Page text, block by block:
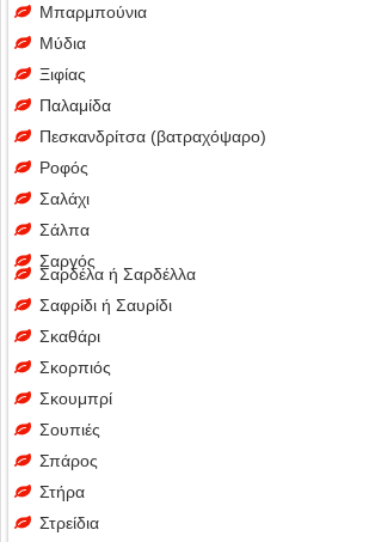
Μπαρμπούνια
Μύδια
Ξιφίας
Παλαμίδα
Πεσκανδρίτσα (βατραχόψαρο)
Ροφός
Σαλάχι
Σάλπα
Σαργός
Σαρδέλα ή Σαρδέλλα
Σαφρίδι ή Σαυρίδι
Σκαθάρι
Σκορπιός
Σκουμπρί
Σουπιές
Σπάρος
Στήρα
Στρείδια